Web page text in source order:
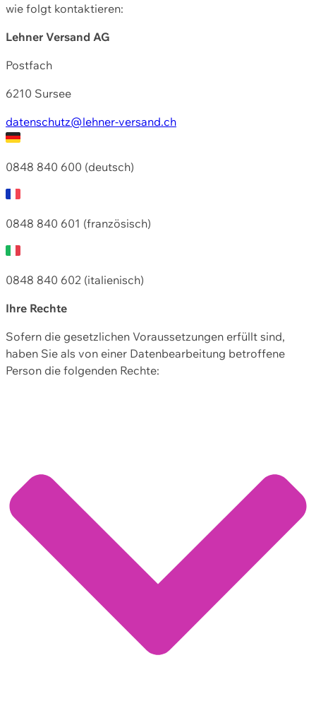
wie folgt kontaktieren:
Lehner Versand AG
Postfach
6210 Sursee
datenschutz@lehner-versand.ch
0848 840 600 (deutsch)
0848 840 601 (französisch)
0848 840 602 (italienisch)
Ihre Rechte
Sofern die gesetzlichen Voraussetzungen erfüllt sind,
haben Sie als von einer Datenbearbeitung betroffene
Person die folgenden Rechte: